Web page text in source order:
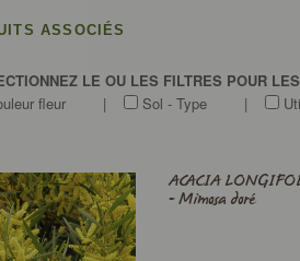
ASSOCIÉS
LE OU LES FILTRES POUR
fleur
| Sol - Type |
ACACIA
- Mimosa doré